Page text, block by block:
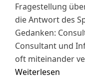
Fragestellung
die Antwort des
Gedanken:
Consultant und
oft miteinander
Weiterlesen